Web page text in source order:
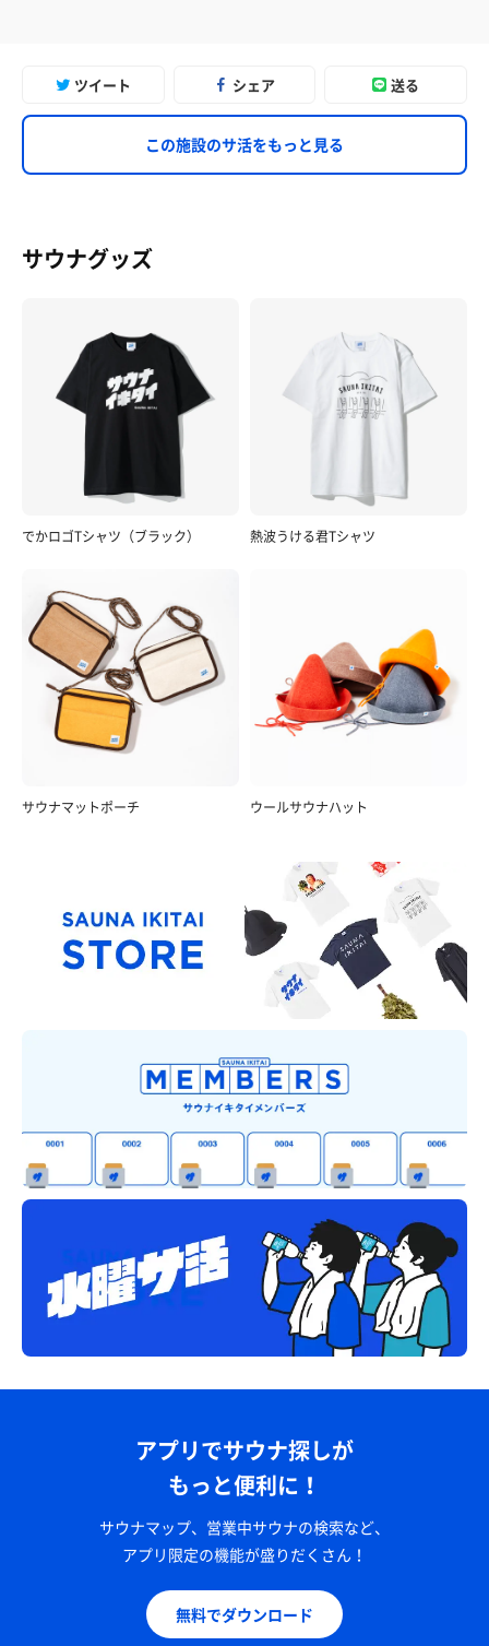
ツイート シェア 送る
この施設のサ活をもっと見る
サウナグッズ
でかロゴTシャツ（ブラック） 熱波うける君Tシャツ
サウナマットポーチ ウールサウナハット
アプリでサウナ探しが
もっと便利に！
サウナマップ、営業中サウナの検索など、
アプリ限定の機能が盛りだくさん！
無料でダウンロード